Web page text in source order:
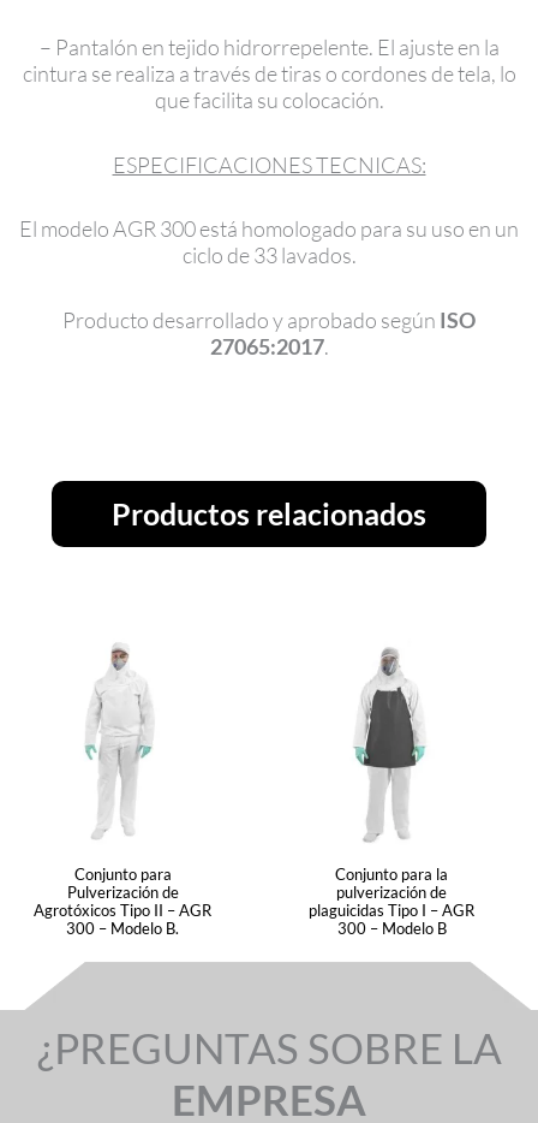
– Pantalón en tejido hidrorrepelente. El ajuste en la
cintura se realiza a través de tiras o cordones de tela, lo
que facilita su colocación.
ESPECIFICACIONES TECNICAS:
El modelo AGR 300 está homologado para su uso en un
ciclo de 33 lavados.
Producto desarrollado y aprobado según ISO
27065:2017.
Productos relacionados
Conjunto para
Pulverización de
Agrotóxicos Tipo II – AGR
300 – Modelo B.
Conjunto para la
pulverización de
plaguicidas Tipo I – AGR
300 – Modelo B
¿PREGUNTAS SOBRE LA
EMPRESA